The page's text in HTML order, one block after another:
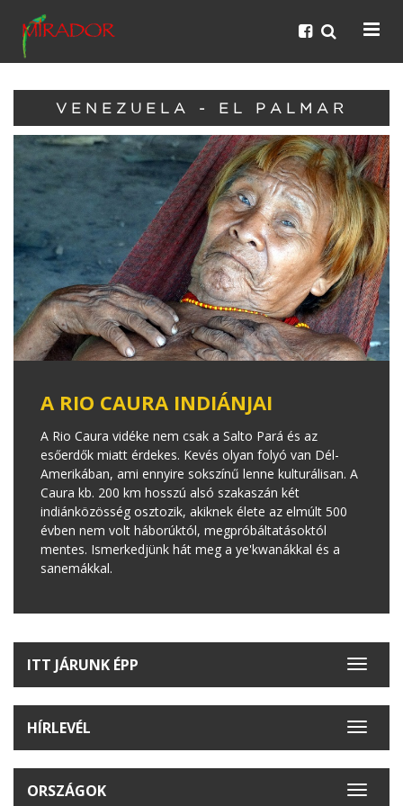
VENEZUELA - EL PALMAR
A RIO CAURA INDIÁNJAI
A Rio Caura vidéke nem csak a Salto Pará és az
esőerdők miatt érdekes. Kevés olyan folyó van Dél-
Amerikában, ami ennyire sokszínű lenne kulturálisan. A
Caura kb. 200 km hosszú alsó szakaszán két
indiánközösség osztozik, akiknek élete az elmúlt 500
évben nem volt háborúktól, megpróbáltatásoktól
mentes. Ismerkedjünk hát meg a ye'kwanákkal és a
sanemákkal.
Toggle
ITT JÁRUNK ÉPP
Toggle
HÍRLEVÉL
Toggle
ORSZÁGOK